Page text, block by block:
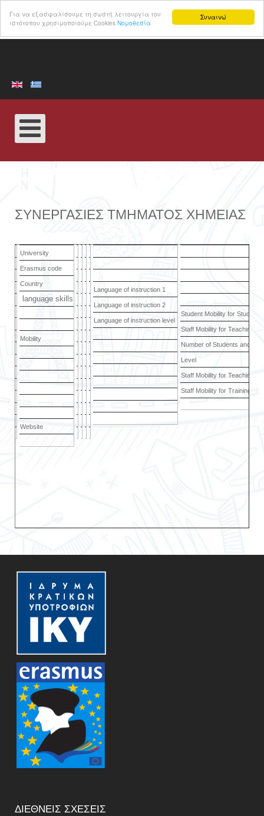
Συναινώ
Για να εξασφαλίσουμε τη σωστή λειτουργία του
ιστότοπου χρησιμοποιούμε Cookies Νομοθεσία
ΣΥΝΕΡΓΑΣΊΕΣ ΤΜΉΜΑΤΟΣ ΧΗΜΕΊΑΣ
University
Erasmus code
Country
language skills
Mobility
Website
Language of instruction 1
Language of instruction 2
Language of instruction level
Student Mobility for Studies
Staff Mobility for Teaching
Number of Students and
Level
Staff Mobility for Teaching
Staff Mobility for Training
ΔΙΕΘΝΕΊΣ ΣΧΈΣΕΙΣ